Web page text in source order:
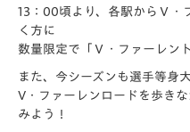
13：00頃 より、各駅からＶ・
く方に
数量限定で 「Ｖ・ファーレン
また、今シーズンも選手等身
V・ファーレンロードを歩き
みよう！